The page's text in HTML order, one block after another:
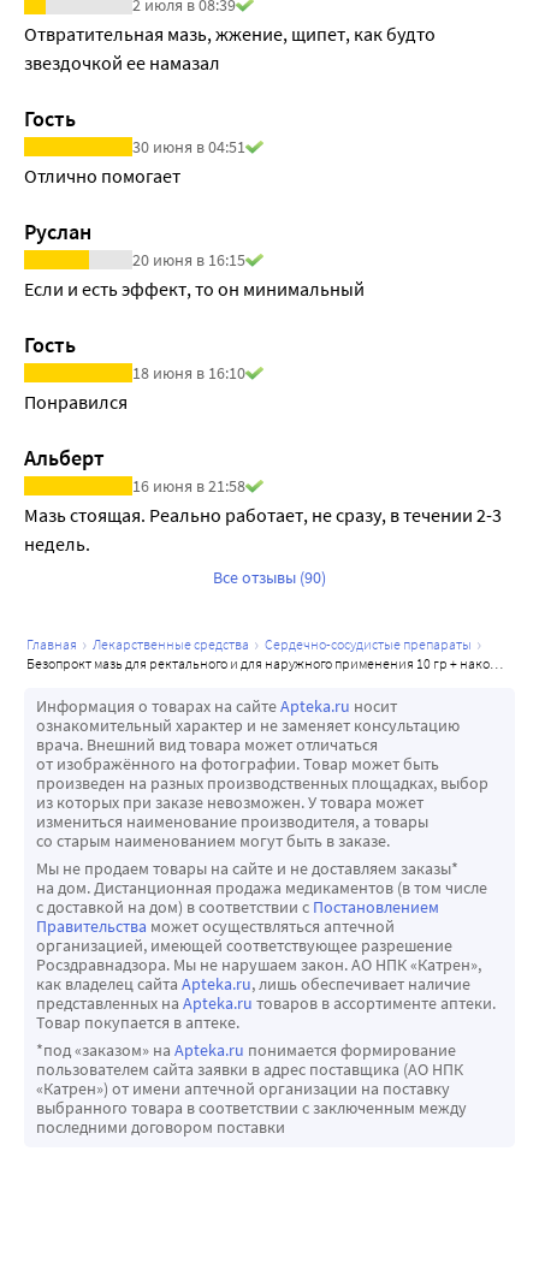
2 июля в 08:39
Отвратительная мазь, жжение, щипет, как будто
звездочкой ее намазал
Гость
30 июня в 04:51
Отлично помогает
Руслан
20 июня в 16:15
Если и есть эффект, то он минимальный
Гость
18 июня в 16:10
Понравился
Альберт
16 июня в 21:58
Мазь стоящая. Реально работает, не сразу, в течении 2-3
недель.
Все отзывы (90)
главная лекарственные средства
сердечно-сосудистые препараты
безопрокт мазь для ректального и для наружного применения 10 гр + наконечник пластмассовый 3 шт
Информация о товарах на сайтеApteka.ru носит
ознакомительный характер и не заменяет консультацию
врача. Внешний вид товара может отличаться
от изображённого на фотографии. Товар может быть
произведен на разных производственных площадках, выбор
из которых при заказе невозможен. У товара может
измениться наименование производителя, а товары
со старым наименованием могут быть в заказе.
Мы не продаем товары на сайте и не доставляем заказы*
на дом. Дистанционная продажа медикаментов (в том числе
с доставкой на дом) в соответствии с Постановлением
Правительства может осуществляться аптечной
организацией, имеющей соответствующее разрешение
Росздравнадзора. Мы не нарушаем закон. АО НПК «Катрен»,
как владелец сайта Apteka.ru, лишь обеспечивает наличие
представленных на Apteka.ru товаров в ассортименте аптеки.
Товар покупается в аптеке.
*под «заказом» на Apteka.ru понимается формирование
пользователем сайта заявки в адрес поставщика (АО НПК
«Катрен») от имени аптечной организации на поставку
выбранного товара в соответствии с заключенным между
последними договором поставки